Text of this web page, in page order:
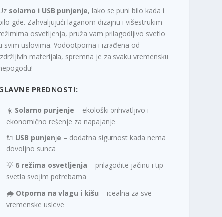
solarno i USB punjenje, lako se puni bilo kada i
gde. Zahvaljujući laganom dizajnu i višestrukim
osvetljenja, pruža vam prilagodljivo svetlo
svim uslovima. Vodootporna i izrađena od
materijala, spremna je za svaku vremensku
PREDNOSTI:
☀️ Solarno punjenje – ekološki prihvatljivo i
ekonomično rešenje za napajanje
🔌 USB punjenje – dodatna sigurnost kada nema
dovoljno sunca
💡 6 režima osvetljenja – prilagodite jačinu i tip
svetla svojim potrebama
🌧️ Otporna na vlagu i kišu – idealna za sve
vremenske uslove